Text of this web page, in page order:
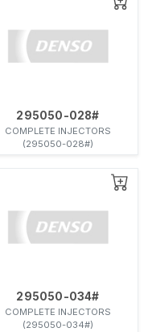
295050-028#
COMPLETE INJECTORS
(295050-028#)
295050-034#
COMPLETE INJECTORS
(295050-034#)